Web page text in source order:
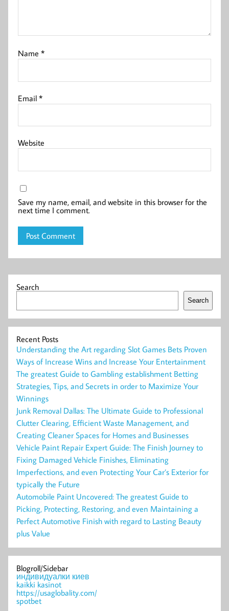
Name*
Email*
Website
Save my name, email, and website in this browser for the
next time I comment.
Search
Search
Recent Posts
Understanding the Art regarding Slot Games Bets Proven
Ways of Increase Wins and Increase Your Entertainment
The greatest Guide to Gambling establishment Betting
Strategies, Tips, and Secrets in order to Maximize Your
Winnings
Junk Removal Dallas: The Ultimate Guide to Professional
Clutter Clearing, Efficient Waste Management, and
Creating Cleaner Spaces for Homes and Businesses
Vehicle Paint Repair Expert Guide: The Finish Journey to
Fixing Damaged Vehicle Finishes, Eliminating
Imperfections, and even Protecting Your Car’s Exterior for
typically the Future
Automobile Paint Uncovered: The greatest Guide to
Picking, Protecting, Restoring, and even Maintaining a
Perfect Automotive Finish with regard to Lasting Beauty
plus Value
Blogroll/Sidebar
индивидуалки киев
kaikki kasinot
https://usaglobality.com/
spotbet